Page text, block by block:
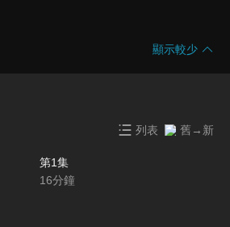
顯示較少
列表 舊→新
第1集
16分鐘